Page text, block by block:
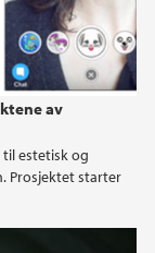
av
til estetisk og
Prosjektet starter